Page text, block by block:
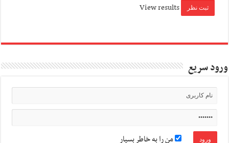
View results
ورود سریع
من را به خاطر بسپار